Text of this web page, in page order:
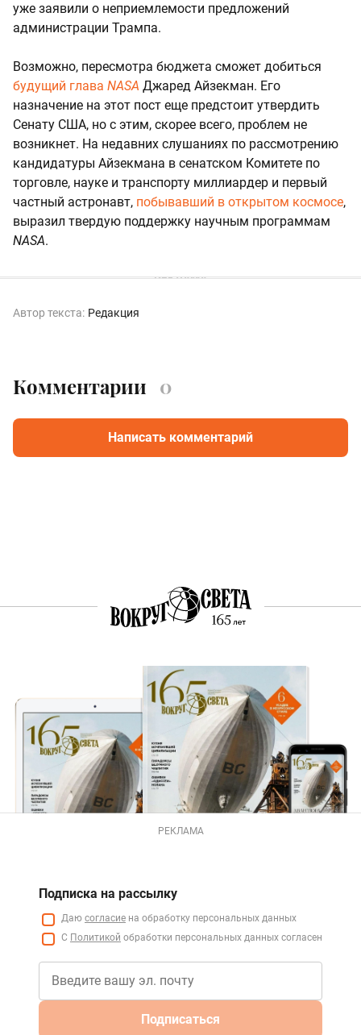
уже заявили о неприемлемости предложений
администрации Трампа.
Возможно, пересмотра бюджета сможет добиться
будущий глава NASA Джаред Айзекман. Его
назначение на этот пост еще предстоит утвердить
Сенату США, но с этим, скорее всего, проблем не
возникнет. На недавних слушаниях по рассмотрению
кандидатуры Айзекмана в сенатском Комитете по
торговле, науке и транспорту миллиардер и первый
частный астронавт, побывавший в открытом космосе,
выразил твердую поддержку научным программам
NASA.
Автор текста: Редакция
Комментарии 0
Написать комментарий
РЕКЛАМА
Подписка на рассылку
Даю согласие на обработку персональных данных
С Политикой обработки персональных данных согласен
Подписаться